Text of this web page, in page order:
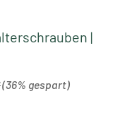
|
(36% gespart)